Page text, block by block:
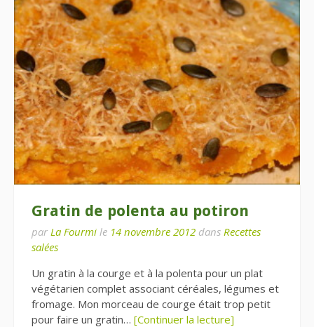
Gratin de polenta au potiron
par La Fourmi le 14 novembre 2012 dans Recettes
salées
Un gratin à la courge et à la polenta pour un plat
végétarien complet associant céréales, légumes et
fromage. Mon morceau de courge était trop petit
pour faire un gratin… [Continuer la lecture]